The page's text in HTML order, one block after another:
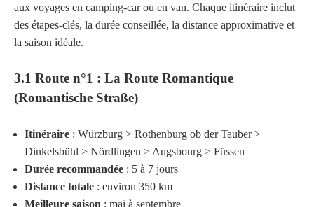
aux voyages en camping-car ou en van. Chaque itinéraire inclut
des étapes-clés, la durée conseillée, la distance approximative et
la saison idéale.
3.1 Route n°1 : La Route Romantique
(Romantische Straße)
Itinéraire : Würzburg > Rothenburg ob der Tauber >
Dinkelsbühl > Nördlingen > Augsbourg > Füssen
Durée recommandée : 5 à 7 jours
Distance totale : environ 350 km
Meilleure saison : mai à septembre